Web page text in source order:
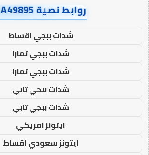
روابط نصية AA49895
شدات ببجي اقساط
شدات ببجي تمارا
شدات ببجي تمارا
شدات ببجي تابي
شدات ببجي تابي
ايتونز امريكي
ايتونز سعودي اقساط